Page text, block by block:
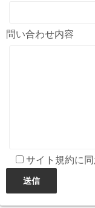
問い合わせ内容
サイト規約に同